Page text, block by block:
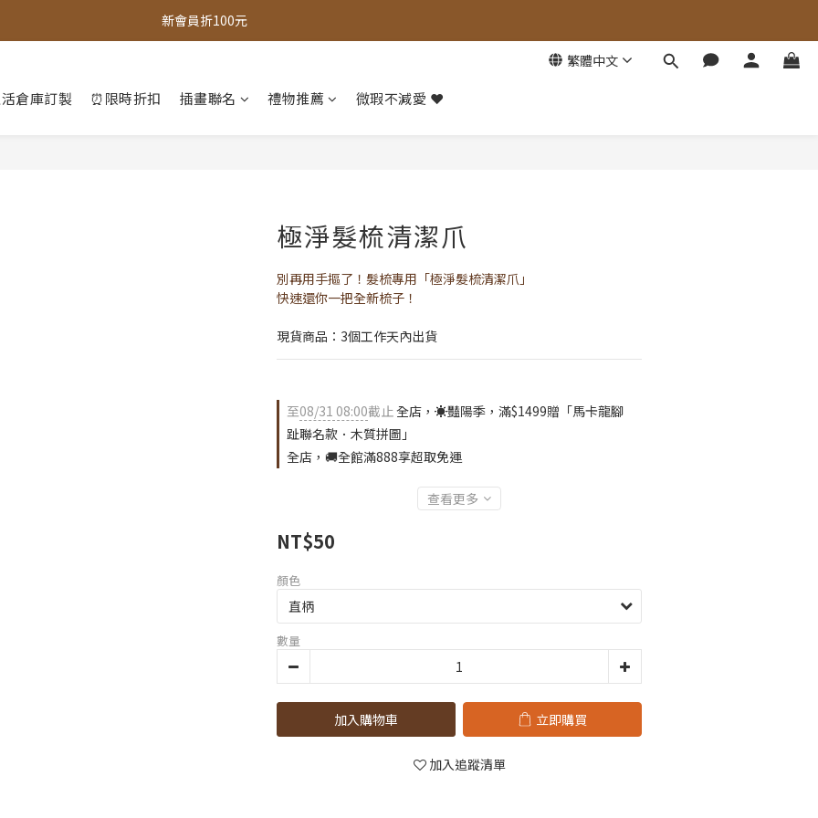
全館，滿888超取免運｜滿1500宅配免運
全館現貨商品，3個工作天內出貨
繁體中文
倉庫訂製 ⏰限時折扣 插畫聯名 禮物推薦 微瑕不減愛 ❤️
極淨髮梳清潔爪
別再用手摳了！髮梳專用「極淨髮梳清潔爪」
快速還你一把全新梳子！
現貨商品：3個工作天內出貨
至08/31 08:00截止全店，☀️豔陽季，滿$1499贈「馬卡龍腳
趾聯名款．木質拼圖」
全店，🚚全館滿888享超取免運
查看更多
NT$50
顏色
數量
加入購物車 立即購買
加入追蹤清單